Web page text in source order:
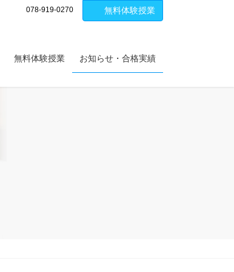
078-919-0270 無料体験授業
無料体験授業 お知らせ・合格実績